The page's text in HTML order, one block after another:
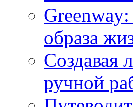
Greenway:
образа
Создавая
ручной